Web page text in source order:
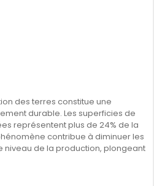
des terres constitue une
durable. Les superficies de
représentent plus de 24% de la
contribue à diminuer les
niveau de la production, plongeant